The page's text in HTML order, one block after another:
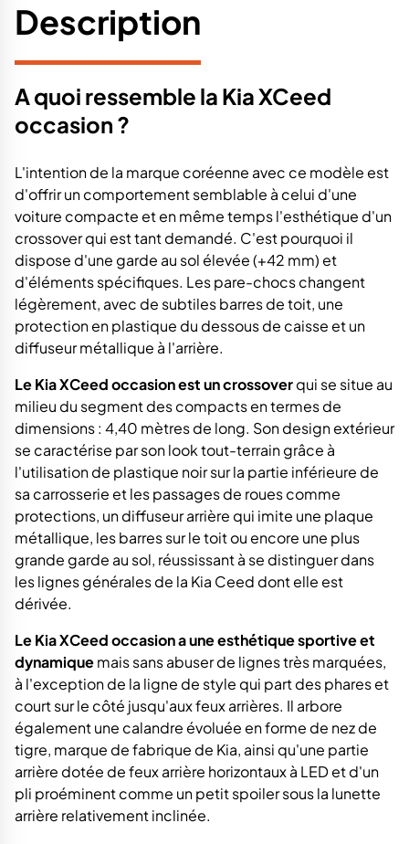
Description
A quoi ressemble la Kia XCeed
occasion ?
L'intention de la marque coréenne avec ce modèle est
d'offrir un comportement semblable à celui d'une
voiture compacte et en même temps l'esthétique d'un
crossover qui est tant demandé. C'est pourquoi il
dispose d'une garde au sol élevée (+42 mm) et
d'éléments spécifiques. Les pare-chocs changent
légèrement, avec de subtiles barres de toit, une
protection en plastique du dessous de caisse et un
diffuseur métallique à l'arrière.
Le Kia XCeed occasion est un crossoverqui se situe au
milieu du segment des compacts en termes de
dimensions : 4,40 mètres de long. Son design extérieur
se caractérise par son look tout-terrain grâce à
l'utilisation de plastique noir sur la partie inférieure de
sa carrosserie et les passages de roues comme
protections, un diffuseur arrière qui imite une plaque
métallique, les barres sur le toit ou encore une plus
grande garde au sol, réussissant à se distinguer dans
les lignes générales de la Kia Ceed dont elle est
dérivée.
Le Kia XCeed occasion a une esthétique sportive et
dynamiquemais sans abuser de lignes très marquées,
à l'exception de la ligne de style qui part des phares et
court sur le côté jusqu'aux feux arrières. Il arbore
également une calandre évoluée en forme de nez de
tigre, marque de fabrique de Kia, ainsi qu'une partie
arrière dotée de feux arrière horizontaux à LED et d'un
pli proéminent comme un petit spoiler sous la lunette
arrière relativement inclinée.